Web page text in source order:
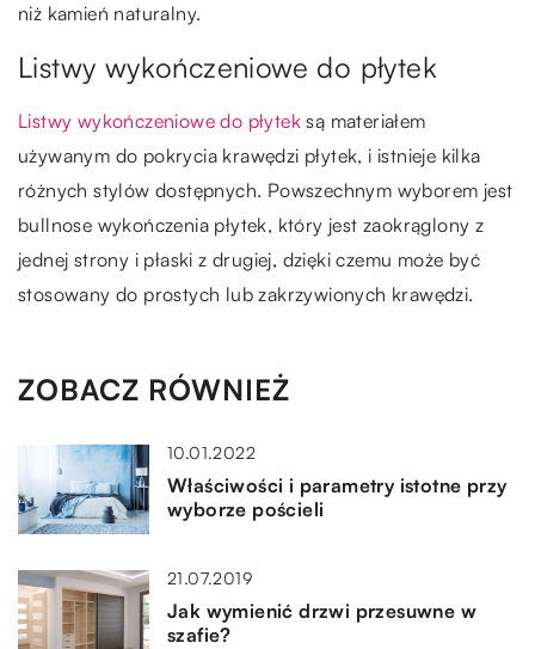
niż kamień naturalny.
Listwy wykończeniowe do płytek
Listwy wykończeniowe do płytek są materiałem
używanym do pokrycia krawędzi płytek, i istnieje kilka
różnych stylów dostępnych. Powszechnym wyborem jest
bullnose wykończenia płytek, który jest zaokrąglony z
jednej strony i płaski z drugiej, dzięki czemu może być
stosowany do prostych lub zakrzywionych krawędzi.
ZOBACZ RÓWNIEŻ
10.01.2022
Właściwości i parametry istotne przy
wyborze pościeli
21.07.2019
Jak wymienić drzwi przesuwne w
szafie?